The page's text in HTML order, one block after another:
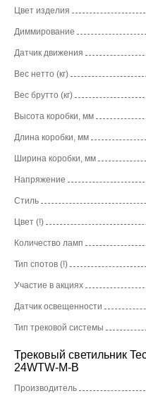
Цвет изделия
Диммирование
Датчик движения
Вес нетто (кг)
Вес брутто (кг)
Высота коробки, мм
Длина коробки, мм
Ширина коробки, мм
Напряжение
Стиль
Цвет (!)
Количество ламп
Тип спотов (!)
Участие в акциях
Датчик освещенности
Тип трековой системы
Трековый светильник
24WTW-M-B
Производитель